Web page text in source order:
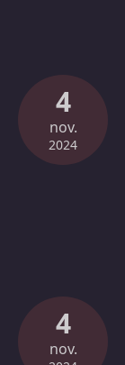
4
nov.
2024
4
nov.